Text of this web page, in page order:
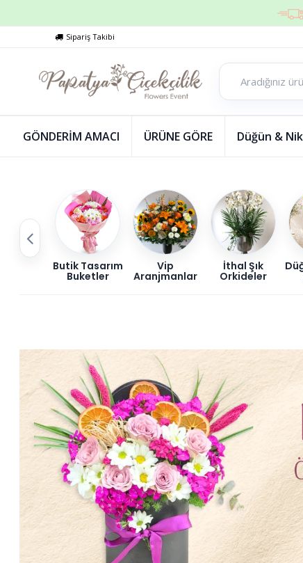
Sipariş Takibi
GÖNDERİM AMACI ÜRÜNE GÖRE Düğün &
Butik Tasarım
Buketler
Vip
Aranjmanlar
İthal Şık
Orkideler